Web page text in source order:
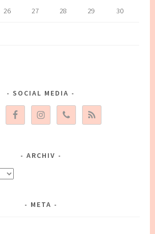
26 27 28 29 30
SOCIAL MEDIA
ARCHIV
META